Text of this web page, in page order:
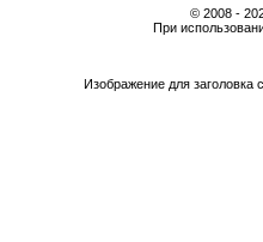
© 2008 -
При
Изображение для